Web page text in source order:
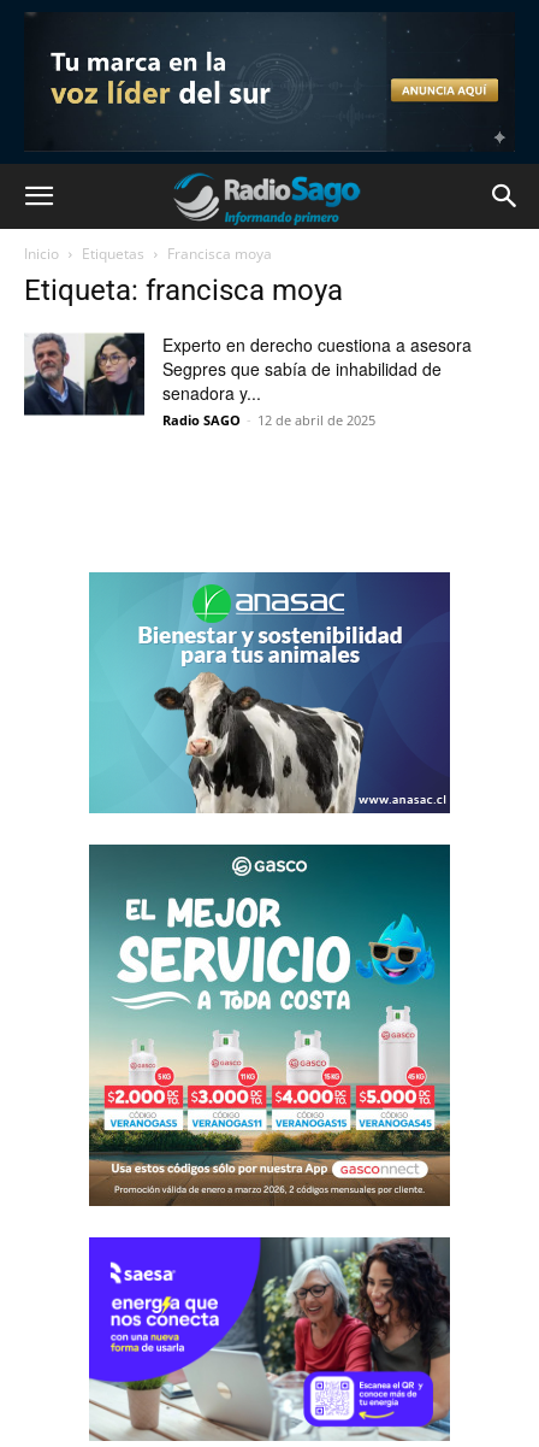
Inicio Etiquetas Francisca moya
Etiqueta: francisca moya
Experto en derecho cuestiona a asesora
Segpres que sabía de inhabilidad de
senadora y...
Radio SAGO - 12 de abril de 2025